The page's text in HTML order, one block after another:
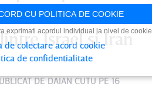
din cauza
Israel şi Iran
DEDAIAN CUTUPE 16
CU POLITICA DE COOKIE
exprimati acordul individual la nivel de
de colectare acord cookie
de confidentialitate